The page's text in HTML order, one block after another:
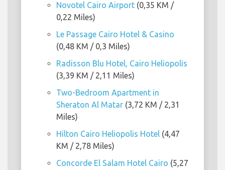
Novotel Cairo Airport (0,35 KM /
0,22 Miles)
Le Passage Cairo Hotel & Casino
(0,48 KM / 0,3 Miles)
Radisson Blu Hotel, Cairo Heliopolis
(3,39 KM / 2,11 Miles)
Two-Bedroom Apartment in
Sheraton Al Matar (3,72 KM / 2,31
Miles)
Hilton Cairo Heliopolis Hotel (4,47
KM / 2,78 Miles)
Concorde El Salam Hotel Cairo (5,27